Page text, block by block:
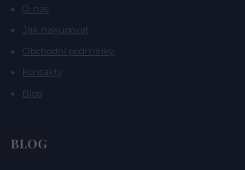
O nás
Jak nakupovat
Obchodní podmínky
Kontakty
Blog
BLOG